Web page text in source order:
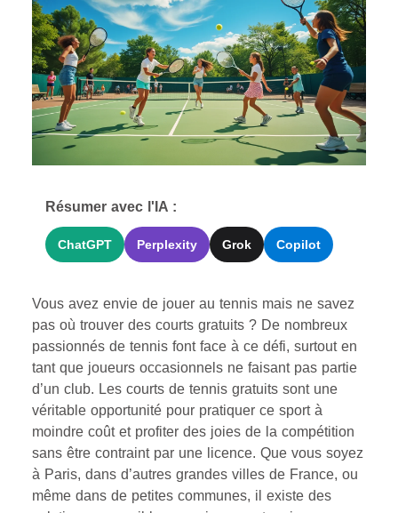
Résumer avec l'IA :
ChatGPT Perplexity Grok Copilot
Vous avez envie de jouer au tennis mais ne savez
pas où trouver des courts gratuits ? De nombreux
passionnés de tennis font face à ce défi, surtout en
tant que joueurs occasionnels ne faisant pas partie
d’un club. Les courts de tennis gratuits sont une
véritable opportunité pour pratiquer ce sport à
moindre coût et profiter des joies de la compétition
sans être contraint par une licence. Que vous soyez
à Paris, dans d’autres grandes villes de France, ou
même dans de petites communes, il existe des